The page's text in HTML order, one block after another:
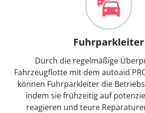
Fuhrparkleiter
Durch die regelmäßige
Fahrzeugflotte mit dem autoaid
können Fuhrparkleiter die
indem sie frühzeitig auf
reagieren und teure